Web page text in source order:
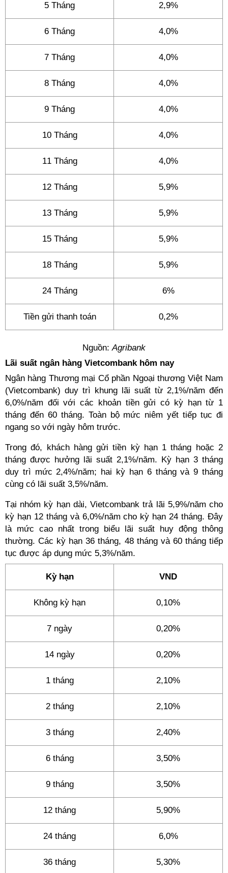
5 Tháng 2,9%
6 Tháng 4,0%
7 Tháng 4,0%
8 Tháng 4,0%
9 Tháng 4,0%
10 Tháng 4,0%
11 Tháng 4,0%
12 Tháng 5,9%
13 Tháng 5,9%
15 Tháng 5,9%
18 Tháng 5,9%
24 Tháng 6%
Tiền gửi thanh toán 0,2%
Nguồn:Agribank
Lãi suất ngân hàng Vietcombank hôm nay
Ngân hàng Thương mại Cổ phần Ngoại thương Việt Nam
(Vietcombank) duy trì khung lãi suất từ 2,1%/năm đến
6,0%/năm đối với các khoản tiền gửi có kỳ hạn từ 1
tháng đến 60 tháng. Toàn bộ mức niêm yết tiếp tục đi
ngang so với ngày hôm trước.
Trong đó, khách hàng gửi tiền kỳ hạn 1 tháng hoặc 2
tháng được hưởng lãi suất 2,1%/năm. Kỳ hạn 3 tháng
duy trì mức 2,4%/năm; hai kỳ hạn 6 tháng và 9 tháng
cùng có lãi suất 3,5%/năm.
Tại nhóm kỳ hạn dài, Vietcombank trả lãi 5,9%/năm cho
kỳ hạn 12 tháng và 6,0%/năm cho kỳ hạn 24 tháng. Đây
là mức cao nhất trong biểu lãi suất huy động thông
thường. Các kỳ hạn 36 tháng, 48 tháng và 60 tháng tiếp
tục được áp dụng mức 5,3%/năm.
Kỳ hạn VND
Không kỳ hạn 0,10%
7 ngày 0,20%
14 ngày 0,20%
1 tháng 2,10%
2 tháng 2,10%
3 tháng 2,40%
6 tháng 3,50%
9 tháng 3,50%
12 tháng 5,90%
24 tháng 6,0%
36 tháng 5,30%